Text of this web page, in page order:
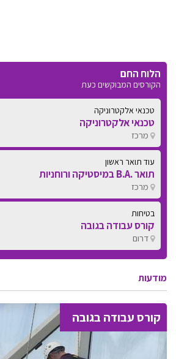
הלוח החם
הקורסים המבוקשים כעת
טכנאי אלקטרוניקה
טכנאי אלקטרוניקה
מרכז
עוד תואר ראשון
תואר .B.A במיסטיקה ורוחניות
מרכז
בטיחות
קורס עבודה בגובה
דרום
מודעות
קורס עבודה בגובה